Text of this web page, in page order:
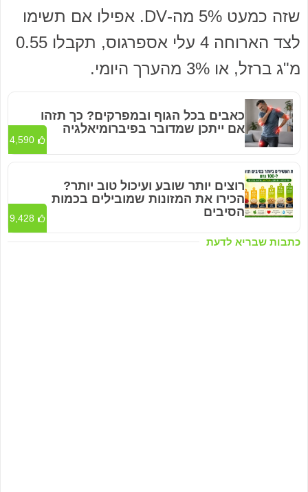
שזה כמעט 5% מה-DV. אפילו אם תשימו
לצד הארוחה 4 עלי אספרגוס, תקבלו 0.55
מ"ג ברזל, או 3% מהערך היומי.
כתבות שבריא לדעת
כאבים בכל הגוף ובמפרקים? כך תזהו
אם ייתכן שמדובר בפיברומיאלגיה
4,590
רוצים יותר שובע ועיכול טוב יותר?
הכירו את המזונות שמובילים בכמות
הסיבים
9,428